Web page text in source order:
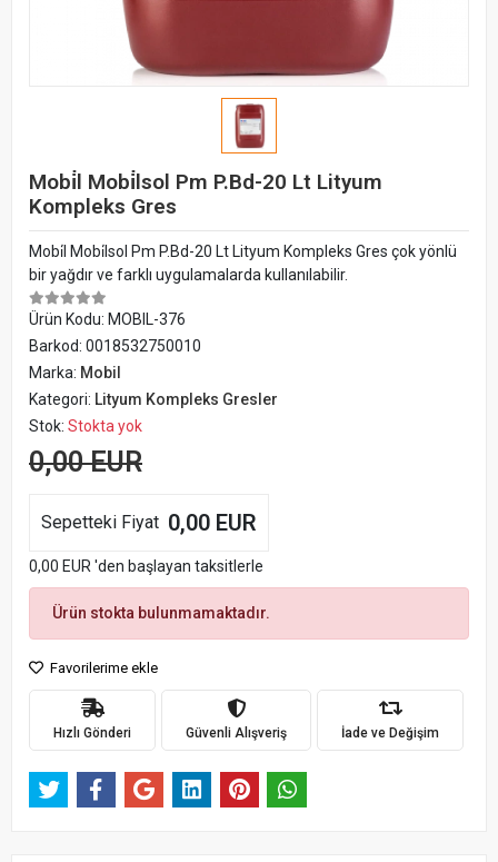
Mobi̇l Mobi̇lsol Pm P.Bd-20 Lt Lityum
Kompleks Gres
Mobi̇l Mobi̇lsol Pm P.Bd-20 Lt Lityum Kompleks Gres çok yönlü
bir yağdır ve farklı uygulamalarda kullanılabilir.
Ürün Kodu: MOBIL-376
Barkod: 0018532750010
Marka: Mobil
Kategori: Lityum Kompleks Gresler
Stok: Stokta yok
0,00 EUR
Sepetteki Fiyat 0,00 EUR
0,00 EUR 'den başlayan taksitlerle
Ürün stokta bulunmamaktadır.
Favorilerime ekle
Hızlı Gönderi Güvenli Alışveriş İade ve Değişim